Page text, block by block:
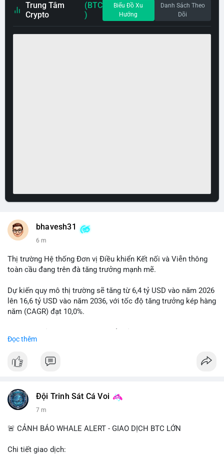
Trung Tâm
Crypto
(BTC
)
Biểu Đồ Xu
Hướng
Danh Sách Theo
Dõi
bhavesh31
6 m
Thị trường Hệ thống Đơn vị Điều khiển Kết nối và Viễn thông
toàn cầu đang trên đà tăng trưởng mạnh mẽ.
Dự kiến quy mô thị trường sẽ tăng từ 6,4 tỷ USD vào năm 2026
lên 16,6 tỷ USD vào năm 2036, với tốc độ tăng trưởng kép hàng
năm (CAGR) đạt 10,0%.
trong các lĩnh vực ô tô, logistics và thiết bị thông minh.
Doanh nghiệp cần theo dõi xu hướng này để nắm bắt cơ hội
Đọc thêm
Đội Trinh Sát Cá Voi
7 m
🚨 CẢNH BÁO WHALE ALERT - GIAO DỊCH BTC LỚN
Chi tiết giao dịch: